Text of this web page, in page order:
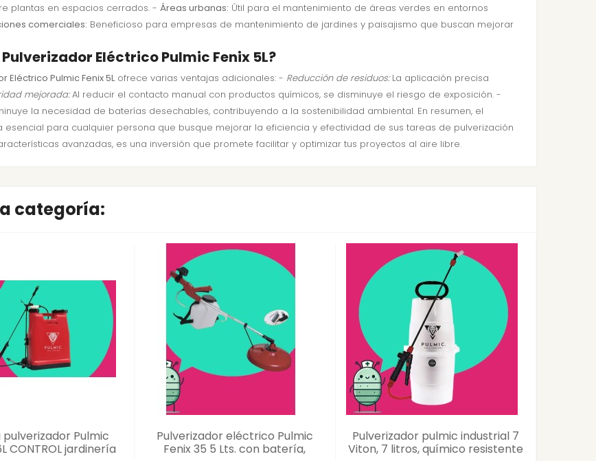
plantas en espacios cerrados. - Áreas urbanas: Útil para el mantenimiento de áreas verdes en entornos
comerciales: Beneficioso para empresas de mantenimiento de jardines y paisajismo que buscan mejorar
Eléctrico Pulmic Fenix 5L?
Eléctrico Pulmic Fenix 5Lofrece varias ventajas adicionales: - Reducción de residuos:La aplicación precisa
mejorada:Al reducir el contacto manual con productos químicos, se disminuye el riesgo de exposición. -
la necesidad de baterías desechables, contribuyendo a la sostenibilidad ambiental. En resumen, el
para cualquier persona que busque mejorar la eficiencia y efectividad de sus tareas de pulverización
avanzadas, es una inversión que promete facilitar y optimizar tus proyectos al aire libre.
categoría:
pulverizador Pulmic
CONTROL jardinería
Pulverizador eléctrico Pulmic
Fenix 35 5 Lts. con batería,
Pulverizador pulmic industrial 7
Viton, 7 litros, químico resistente